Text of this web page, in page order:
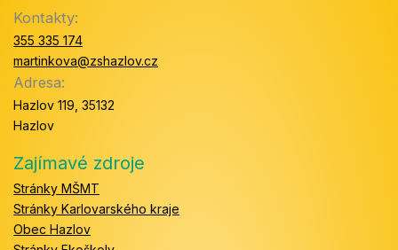
Kontakty:
355 335 174
martinkova@zshazlov.cz
Adresa:
Hazlov 119, 35132
Hazlov
Zajímavé zdroje
Stránky MŠMT
Stránky Karlovarského kraje
Obec Hazlov